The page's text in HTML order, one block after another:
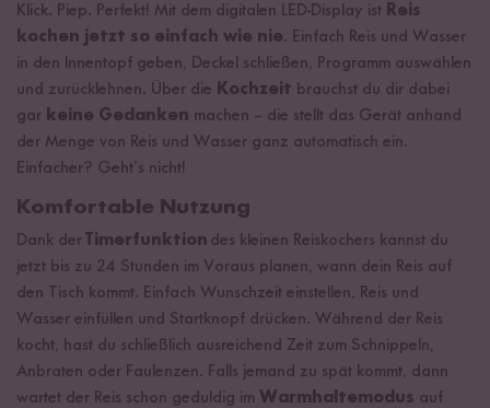
Klick. Piep. Perfekt! Mit dem digitalen LED-Display ist Reis
kochen jetzt so einfach wie nie. Einfach Reis und Wasser
in den Innentopf geben, Deckel schließen, Programm auswählen
und zurücklehnen. Über die Kochzeit brauchst du dir dabei
gar keine Gedanken machen – die stellt das Gerät anhand
der Menge von Reis und Wasser ganz automatisch ein.
Einfacher? Geht’s nicht!
Komfortable Nutzung
Dank der Timerfunktion des kleinen Reiskochers kannst du
jetzt bis zu 24 Stunden im Voraus planen, wann dein Reis auf
den Tisch kommt. Einfach Wunschzeit einstellen, Reis und
Wasser einfüllen und Startknopf drücken. Während der Reis
kocht, hast du schließlich ausreichend Zeit zum Schnippeln,
Anbraten oder Faulenzen. Falls jemand zu spät kommt, dann
wartet der Reis schon geduldig im Warmhaltemodus auf